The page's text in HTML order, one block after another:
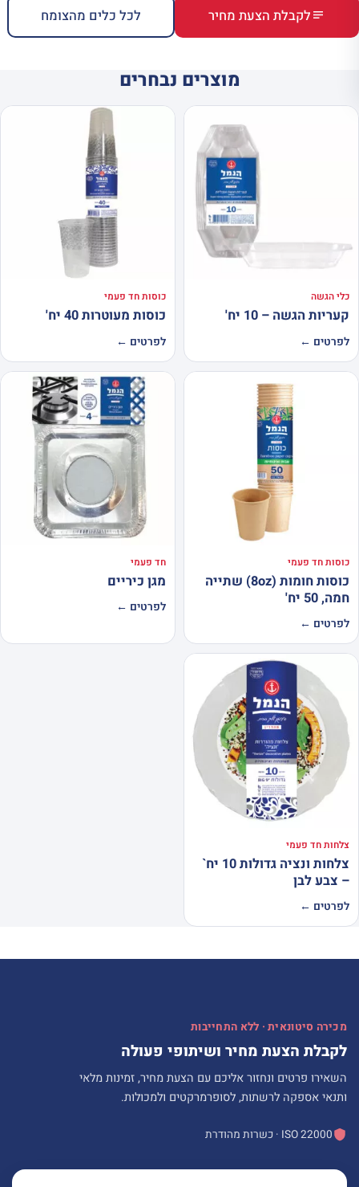
לקבלת הצעת מחיר לכל כלים מהצומח
מוצרים נבחרים
כלי הגשה
קעריות הגשה – 10 יח'
לפרטים ←
כוסות חד פעמי
כוסות מעוטרות 40 יח'
לפרטים ←
כוסות חד פעמי
כוסות חומות (8oz) שתייה
חמה, 50 יח'
לפרטים ←
חד פעמי
מגן כיריים
לפרטים ←
צלחות חד פעמי
צלחות ונציה גדולות 10 יח`
– צבע לבן
לפרטים ←
מכירה סיטונאית · ללא התחייבות
לקבלת הצעת מחיר ושיתופי פעולה
השאירו פרטים ונחזור אליכם עם הצעת מחיר, זמינות מלאי
ותנאי אספקה לרשתות, לסופרמרקטים ולמכולות.
ISO 22000 · כשרות מהודרת